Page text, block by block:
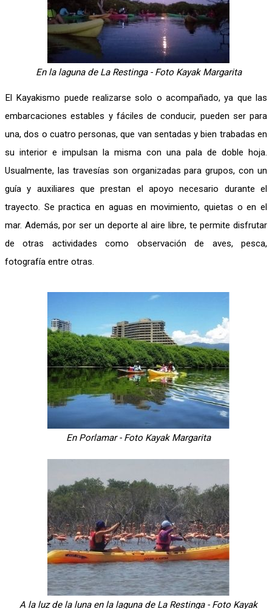
En la laguna de La Restinga - Foto Kayak Margarita
El Kayakismo puede realizarse solo o acompañado, ya que las
embarcaciones estables y fáciles de conducir, pueden ser para
una, dos o cuatro personas, que van sentadas y bien trabadas en
su interior e impulsan la misma con una pala de doble hoja.
Usualmente, las travesías son organizadas para grupos, con un
guía y auxiliares que prestan el apoyo necesario durante el
trayecto. Se practica en aguas en movimiento, quietas o en el
mar. Además, por ser un deporte al aire libre, te permite disfrutar
de otras actividades como observación de aves, pesca,
fotografía entre otras.
En Porlamar - Foto Kayak Margarita
A la luz de la luna en la laguna de La Restinga - Foto Kayak